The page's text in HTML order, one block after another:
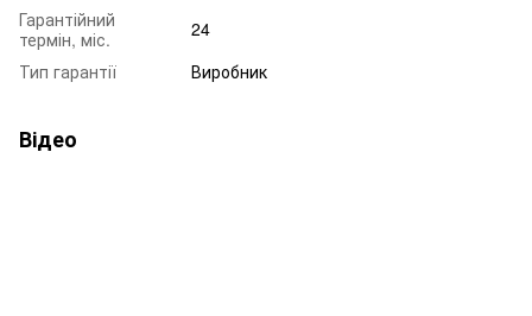
Гарантійний
термін, міс.
24
Тип гарантії
Виробник
Відео